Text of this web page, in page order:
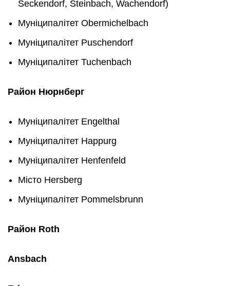
Seckendorf, Steinbach, Wachendorf)
Муніципалітет Obermichelbach
Муніципалітет Puschendorf
Муніципалітет Tuchenbach
Район Нюрнберг
Муніципалітет Engelthal
Муніципалітет Happurg
Муніципалітет Henfenfeld
Місто Hersberg
Муніципалітет Pommelsbrunn
Район Roth
Ansbach